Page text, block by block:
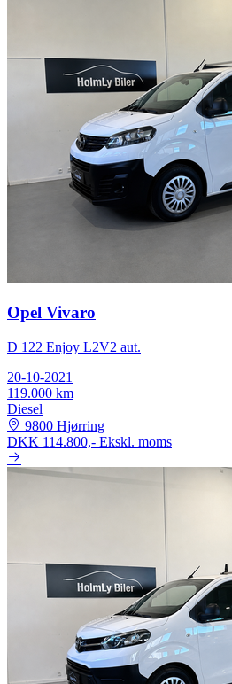
Opel Vivaro
D 122 Enjoy L2V2 aut.
20-10-2021
119.000 km
Diesel
9800 Hjørring
DKK 114.800,- Ekskl. moms